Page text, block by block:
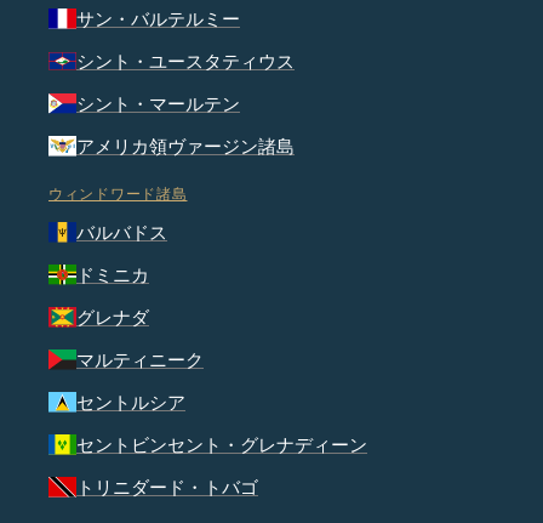
サン・バルテルミー
シント・ユースタティウス
シント・マールテン
アメリカ領ヴァージン諸島
ウィンドワード諸島
バルバドス
ドミニカ
グレナダ
マルティニーク
セントルシア
セントビンセント・グレナディーン
トリニダード・トバゴ